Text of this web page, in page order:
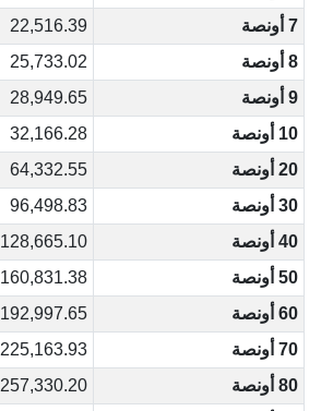
7 أونصة
22,516.39
8 أونصة
25,733.02
9 أونصة
28,949.65
10 أونصة
32,166.28
20 أونصة
64,332.55
30 أونصة
96,498.83
40 أونصة
128,665.10
50 أونصة
160,831.38
60 أونصة
192,997.65
70 أونصة
225,163.93
80 أونصة
257,330.20